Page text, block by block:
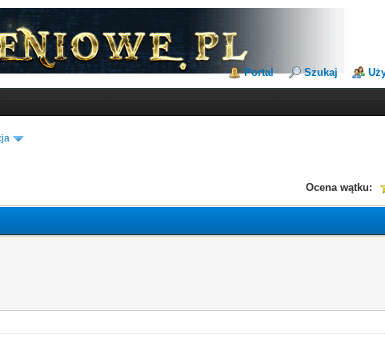
Portal Szukaj
Ocena wątku: